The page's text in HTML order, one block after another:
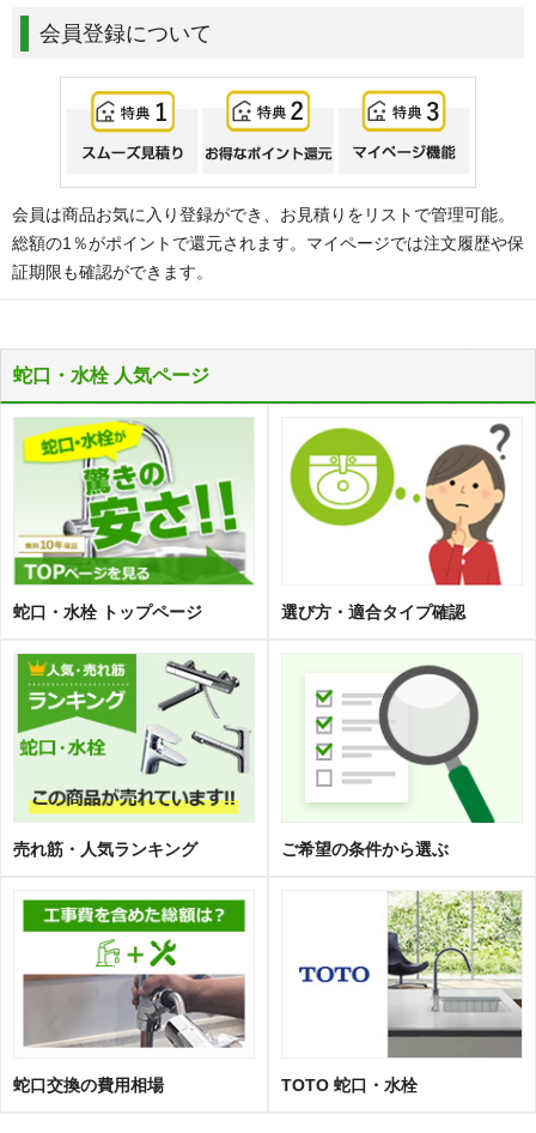
会員登録について
会員は商品お気に入り登録ができ、お見積りをリストで管理可能。
総額の1％がポイントで還元されます。マイページでは注文履歴や保
証期限も確認ができます。
蛇口・水栓 人気ページ
蛇口・水栓 トップページ 選び方・適合タイプ確認
売れ筋・人気ランキング ご希望の条件から選ぶ
蛇口交換の費用相場 TOTO 蛇口・水栓